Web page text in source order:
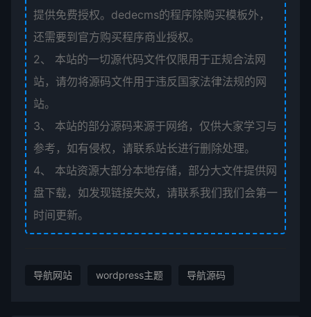
提供免费授权。dedecms的程序除购买模板外，
还需要到官方购买程序商业授权。
2、
本站的一切源代码文件仅限用于正规合法网
站，请勿将源码文件用于违反国家法律法规的网
站。
3、
本站的部分源码来源于网络，仅供大家学习与
参考，如有侵权，请联系站长进行删除处理。
4、
本站资源大部分本地存储，部分大文件提供网
盘下载，如发现链接失效，请联系我们我们会第一
时间更新。
导航网站 wordpress主题 导航源码